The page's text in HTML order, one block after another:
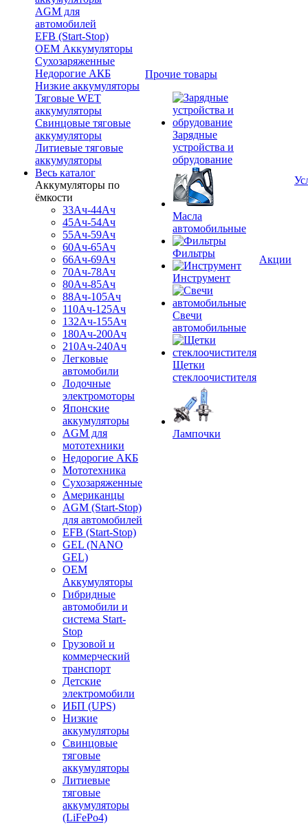
AGM для
автомобилей
EFB (Start-Stop)
OEM Аккумуляторы
Сухозаряженные
Недорогие АКБ
Низкие аккумуляторы
Тяговые WET
аккумуляторы
Свинцовые тяговые
аккумуляторы
Литиевые тяговые
аккумуляторы
Весь каталог
Аккумуляторы по
ёмкости
33Ач-44Ач
45Ач-54Ач
55Ач-59Ач
60Ач-65Ач
66Ач-69Ач
70Ач-78Ач
80Ач-85Ач
88Ач-105Ач
110Ач-125Ач
132Ач-155Ач
180Ач-200Ач
210Ач-240Ач
Легковые
автомобили
Лодочные
электромоторы
Японские
аккумуляторы
AGM для
мототехники
Недорогие АКБ
Мототехника
Сухозаряженные
Американцы
AGM (Start-Stop)
для автомобилей
EFB (Start-Stop)
GEL (NANO
GEL)
OEM
Аккумуляторы
Гибридные
автомобили и
система Start-
Stop
Грузовой и
коммерческий
транспорт
Детские
электромобили
ИБП (UPS)
Низкие
аккумуляторы
Свинцовые
тяговые
аккумуляторы
Литиевые
тяговые
аккумуляторы
(LiFePo4)
Прочие товары
Зарядные
устройства и
обрудование
Масла
автомобильные
Фильтры
Инструмент
Свечи
автомобильные
Щетки
стеклоочистителя
Лампочки
Акции